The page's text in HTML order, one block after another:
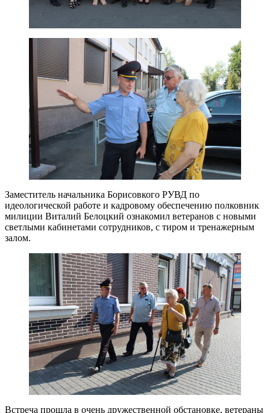
Заместитель начальника Борисовкого РУВД по
идеологической работе и кадровому обеспечению полковник
милиции Виталий Белоцкий ознакомил ветеранов с новыми
светлыми кабинетами сотрудников, с тиром и тренажерным
залом.
Встреча прошла в очень дружественной обстановке, ветераны